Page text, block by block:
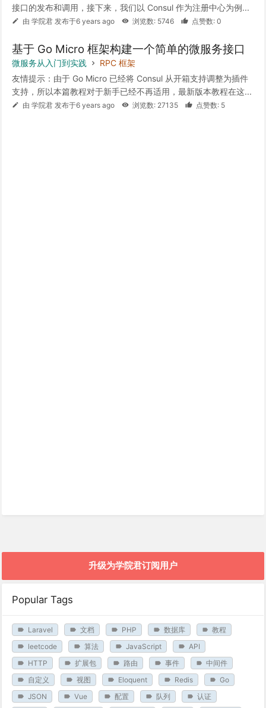
接口的发布和调用，接下来，我们以 Consul 作为注册中心为例...
由 学院君 发布于6 years ago 浏览数: 5746 点赞数: 0
基于 Go Micro 框架构建一个简单的微服务接口
微服务从入门到实践
RPC 框架
友情提示：由于 Go Micro 已经将 Consul 从开箱支持调整为插件
支持，所以本篇教程对于新手已经不再适用，最新版本教程在这...
由 学院君 发布于6 years ago 浏览数: 27135 点赞数: 5
升级为学院君订阅用户
Popular Tags
Laravel 文档 PHP 数据库
教程
leetcode
算法 JavaScript
API
HTTP
扩展包 路由 事件
中间件
自定义
视图 Eloquent Redis
Go
JSON
Vue 配置 队列
认证